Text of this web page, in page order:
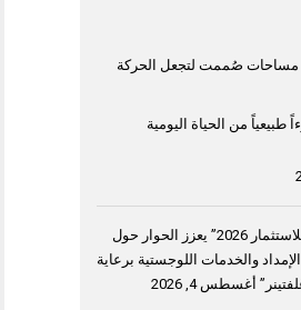
صُممت لتجعل الحركة
طبيعياً من الحياة اليومية
“منتدى الشارقة للاستثمار 2026” يعزز الحوار حول
والخدمات اللوجستية برعاية
أغسطس 4, 2026